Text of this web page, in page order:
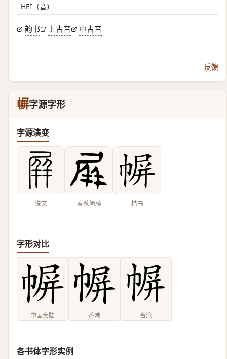
HEI（音）
韵书 上古音 中古音
反馈
幈字源字形
字源演变
说文 秦系简牍 楷书
字形对比
中国大陆 香港 台湾
各书体字形实例